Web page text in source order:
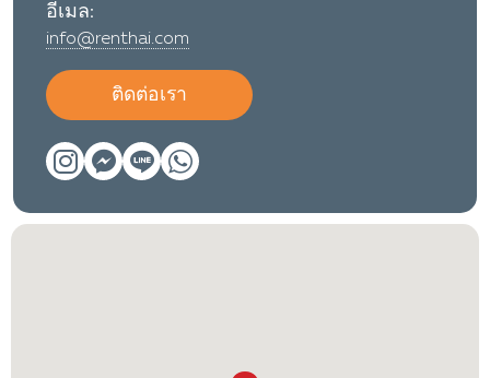
อีเมล:
info@renthai.com
ติดต่อเรา